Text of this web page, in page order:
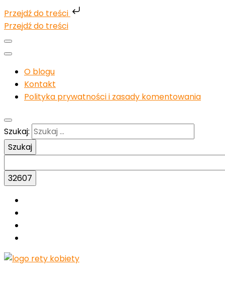
Przejdź do treści
Przejdź do treści
O blogu
Kontakt
Polityka prywatności i zasady komentowania
Szukaj: